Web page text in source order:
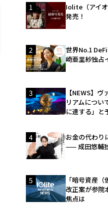
1
Iolite（アイオ
発売！
2
世界No.1
崎亜里紗独占
3
【NEWS】
リアムについ
に達する」と
4
お金の代わり
—— 成田悠輔
5
「暗号資産
改正案が参
焦点は